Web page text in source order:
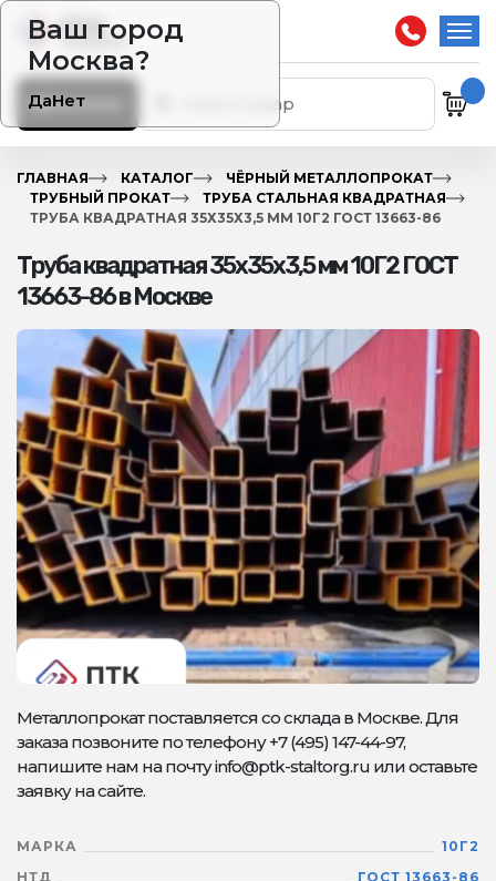
Ваш город
Москва?
ДаНет
Каталог
ГЛАВНАЯ КАТАЛОГ
ЧЁРНЫЙ МЕТАЛЛОПРОКАТ
ТРУБНЫЙ ПРОКАТ
ТРУБА СТАЛЬНАЯ КВАДРАТНАЯ
ТРУБА КВАДРАТНАЯ 35Х35Х3,5 ММ 10Г2 ГОСТ 13663-86
Труба квадратная 35х35х3,5 мм 10Г2 ГОСТ
13663-86 в Москве
Металлопрокат поставляется со склада в Москве. Для
заказа позвоните по телефону +7 (495) 147-44-97,
напишите нам на почту info@ptk-staltorg.ru или оставьте
заявку на сайте.
МАРКА
10Г2
НТД
ГОСТ 13663-86